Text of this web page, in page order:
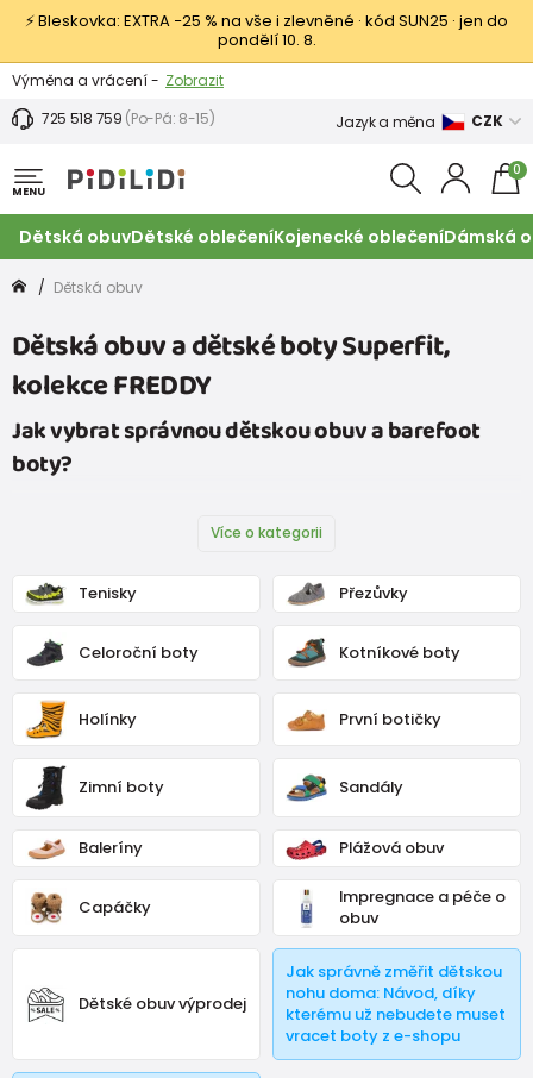
⚡ Bleskovka: EXTRA −25 % na vše i zlevněné · kód SUN25 · jen do
pondělí 10. 8.
Výměna a vrácení - Zobrazit
Sleva 100 Kč na první nákup -
725 518 759 (Po-Pá: 8-15) Jazyk a měna CZK
MENU
0
Dětská obuvDětské oblečeníKojenecké oblečeníDámská
Dětská obuv
Dětská obuv a dětské boty Superfit,
kolekce FREDDY
Jak vybrat správnou dětskou obuv a barefoot
boty?
Více o kategorii
Tenisky Přezůvky
Celoroční boty Kotníkové boty
Holínky První botičky
Zimní boty Sandály
Baleríny Plážová obuv
Capáčky
Impregnace a péče o
obuv
Dětské obuv výprodej
Jak správně změřit dětskou
nohu doma: Návod, díky
kterému už nebudete muset
vracet boty z e-shopu